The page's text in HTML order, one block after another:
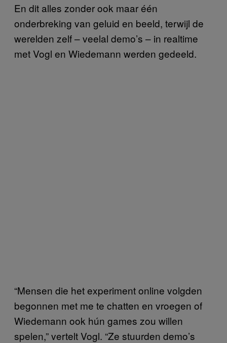
En dit alles zonder ook maar één
onderbreking van geluid en beeld, terwijl de
werelden zelf – veelal demo’s – in realtime
met Vogl en Wiedemann werden gedeeld.
“Mensen die het experiment online volgden
begonnen met me te chatten en vroegen of
Wiedemann ook hún games zou willen
spelen,” vertelt Vogl. “Ze stuurden demo’s